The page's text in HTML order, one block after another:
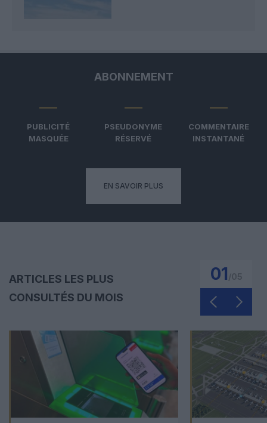
ABONNEMENT
PUBLICITÉ
MASQUÉE
PSEUDONYME
RÉSERVÉ
COMMENTAIRE
INSTANTANÉ
EN SAVOIR PLUS
ARTICLES LES PLUS
CONSULTÉS DU MOIS
01